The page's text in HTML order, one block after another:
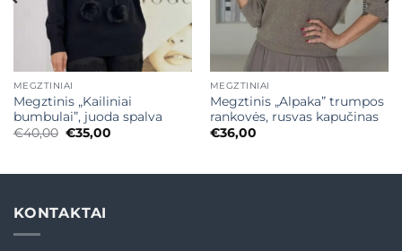
MEGZTINIAI
Megztinis „Kailiniai
bumbulai”, juoda spalva
€40,00 Original
price
€35,00Current
MEGZTINIAI
Megztinis „Alpaka” trumpos
rankovės, rusvas kapučinas
€36,00
KONTAKTAI